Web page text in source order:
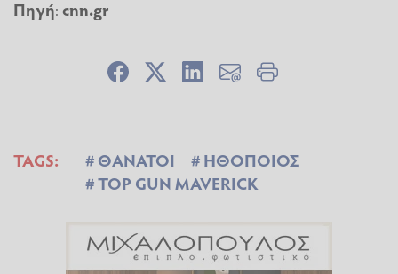
Πηγή:cnn.gr
TAGS: ΘΑΝΑΤΟΙ
ΗΘΟΠΟΙΟΣ
TOP GUN MAVERICK